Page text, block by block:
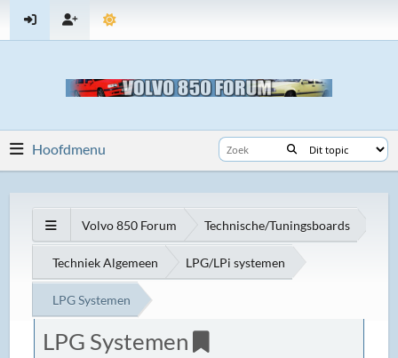
Hoofdmenu
Volvo 850 Forum Technische/Tuningsboards
Techniek Algemeen LPG/LPi systemen
LPG Systemen
LPG Systemen